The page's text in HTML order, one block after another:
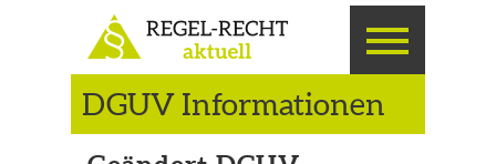
DGUV Informationen